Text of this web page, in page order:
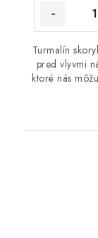
Turmalín
pred vlyvmi
ktoré nás